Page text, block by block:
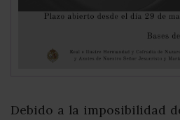
Debido a la imposibilidad